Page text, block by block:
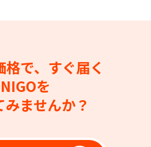
格で、すぐ届く
を
みませんか？